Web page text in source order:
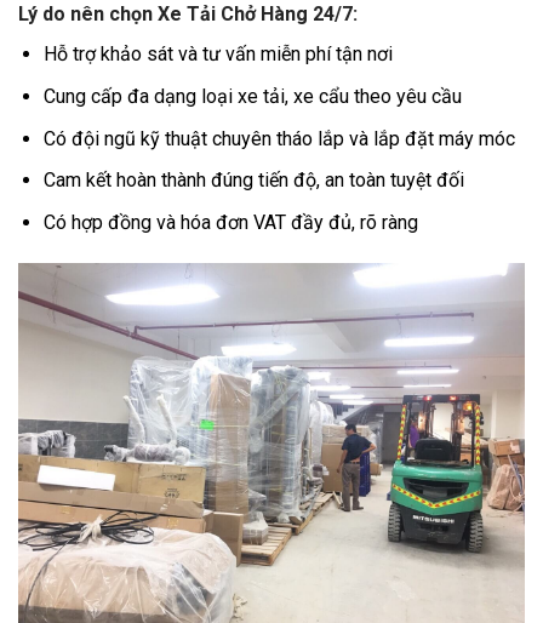
Lý do nên chọn Xe Tải Chở Hàng 24/7:
Hỗ trợ khảo sát và tư vấn miễn phí tận nơi
Cung cấp đa dạng loại xe tải, xe cẩu theo yêu cầu
Có đội ngũ kỹ thuật chuyên tháo lắp và lắp đặt máy móc
Cam kết hoàn thành đúng tiến độ, an toàn tuyệt đối
Có hợp đồng và hóa đơn VAT đầy đủ, rõ ràng